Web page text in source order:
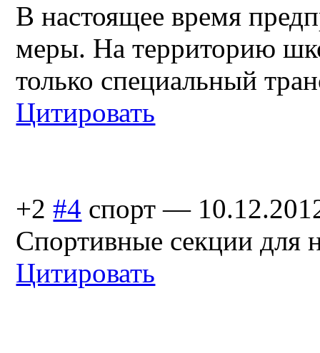
В настоящее время
меры. На территорию
только специальный
Цитировать
+2 #4 спорт —
Спортивные секции для
Цитировать